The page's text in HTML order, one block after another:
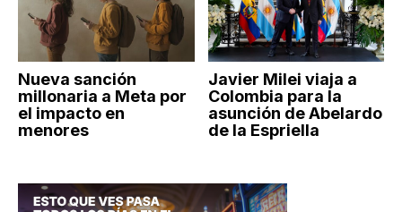
Nueva sanción
millonaria a Meta por
el impacto en
menores
Javier Milei viaja a
Colombia para la
asunción de Abelardo
de la Espriella